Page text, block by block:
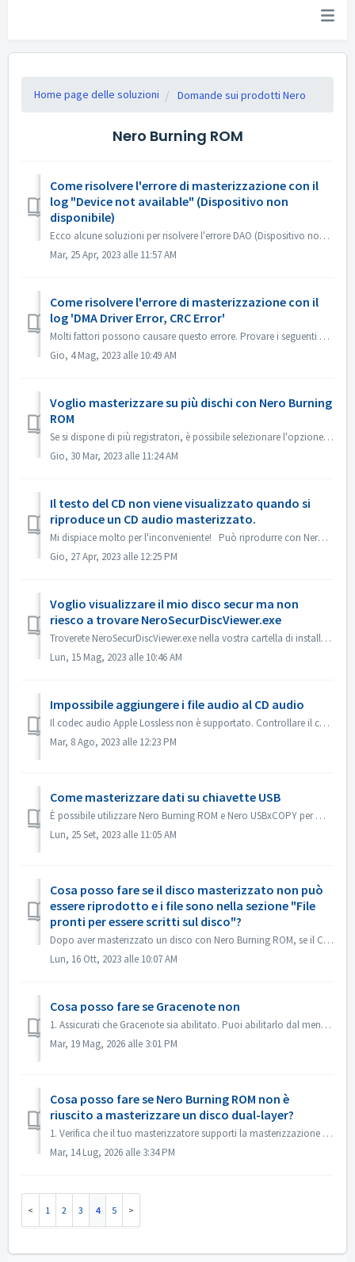
Home page delle soluzioni Domande sui prodotti Nero
Nero Burning ROM
Come risolvere l'errore di masterizzazione con il
log "Device not available" (Dispositivo non
disponibile)
Ecco alcune soluzioni per risolvere l'errore DAO (Dispositivo non disponibile). Aggiornare o ripristinare il firmware del driver Questo problema si v...
Mar, 25 Apr, 2023 alle 11:57 AM
Come risolvere l'errore di masterizzazione con il
log 'DMA Driver Error, CRC Error'
Molti fattori possono causare questo errore. Provare i seguenti metodi: 1. Scambiare i cavi dati sul masterizzatore; 2. Se si utilizza un'unità di regis...
Gio, 4 Mag, 2023 alle 10:49 AM
Voglio masterizzare su più dischi con Nero Burning
ROM
Se si dispone di più registratori, è possibile selezionare l'opzione 'Usa più registratori' nella scheda Masterizzazione prima di masterizzare. ...
Gio, 30 Mar, 2023 alle 11:24 AM
Il testo del CD non viene visualizzato quando si
riproduce un CD audio masterizzato.
Mi dispiace molto per l'inconveniente! Può riprodurre con Nero MediaHome e controllare i metadati? I lettori devono supportare la lettura del testo de...
Gio, 27 Apr, 2023 alle 12:25 PM
Voglio visualizzare il mio disco secur ma non
riesco a trovare NeroSecurDiscViewer.exe
Troverete NeroSecurDiscViewer.exe nella vostra cartella di installazione, qualcosa come: C:\Programmi (x86)\Nero\Nero 2023\Nero Burning ROM\SecurDisc Dovre...
Lun, 15 Mag, 2023 alle 10:46 AM
Impossibile aggiungere i file audio al CD audio
Il codec audio Apple Lossless non è supportato. Controllare il codec audio dei file. Oppure inviateceli per verificarli.
Mar, 8 Ago, 2023 alle 12:23 PM
Come masterizzare dati su chiavette USB
È possibile utilizzare Nero Burning ROM e Nero USBxCOPY per masterizzare i dati su chiavette/schede USB. In Nero Burning ROM, "Raspberry Pi OS" e ...
Lun, 25 Set, 2023 alle 11:05 AM
Cosa posso fare se il disco masterizzato non può
essere riprodotto e i file sono nella sezione "File
pronti per essere scritti sul disco"?
Dopo aver masterizzato un disco con Nero Burning ROM, se il CD audio non può essere riprodotto con il lettore CD, aprire il disco in Esplora risorse per con...
Lun, 16 Ott, 2023 alle 10:07 AM
Cosa posso fare se Gracenote non
1. Assicurati che Gracenote sia abilitato. Puoi abilitarlo dal menu “File->Opzioni->Database”, selezionando l'opzione “Abilita accesso al database...
Mar, 19 Mag, 2026 alle 3:01 PM
Cosa posso fare se Nero Burning ROM non è
riuscito a masterizzare un disco dual-layer?
1. Verifica che il tuo masterizzatore supporti la masterizzazione dual-layer. 2. Riduci la velocità di masterizzazione: la masterizzazione ad alta velocit...
Mar, 14 Lug, 2026 alle 3:34 PM
1 2 3 4 5